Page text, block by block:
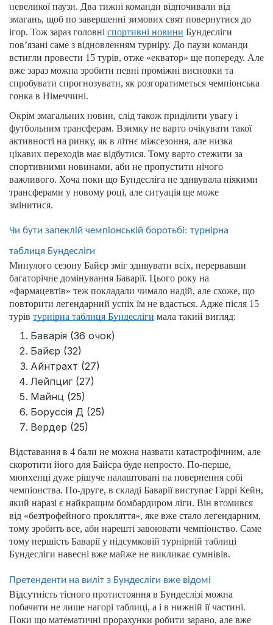
невеликої паузи. Два тижні команди відпочивали від
змагань, щоб по завершенні зимових свят повернутися до
ігор. Тож зараз головні спортивні новини Бундесліги
пов’язані саме з відновленням турніру. До паузи команди
встигли провести 15 турів, отже «екватор» ще попереду. Але
вже зараз можна зробити певні проміжні висновки та
спробувати спрогнозувати, як розгоратиметься чемпіонська
гонка в Німеччині.
Окрім змагальних новин, слід також приділити увагу і
футбольним трансферам. Взимку не варто очікувати такої
активності на ринку, як в літнє міжсезоння, але низка
цікавих переходів має відбутися. Тому варто стежити за
спортивними новинами, аби не пропустити нічого
важливого. Хоча поки що Бундесліга не здивувала ніякими
трансферами у новому році, але ситуація ще може
змінитися.
Чи бути запеклій чемпіонській боротьбі: турнірна
таблиця Бундесліги
Минулого сезону Байєр зміг здивувати всіх, перервавши
багаторічне домінування Баварії. Цього року на
«фармацевтів» теж покладали чимало надій, але схоже, що
повторити легендарний успіх їм не вдасться. Адже після 15
турів турнірна таблиця Бундесліги мала такий вигляд:
Баварія (36 очок)
Байєр (32)
Айнтрахт (27)
Лейпциг (27)
Майнц (25)
Боруссія Д (25)
Вердер (25)
Відставання в 4 бали не можна назвати катастрофічним, але
скоротити його для Байєра буде непросто. По-перше,
мюнхенці дуже рішуче налаштовані на повернення собі
чемпіонства. По-друге, в складі Баварії виступає Гаррі Кейн,
який наразі є найкращим бомбардиром ліги. Він втомився
від «безтрофейного прокляття», яке вже стало легендарним,
тому зробить все, аби нарешті завоювати чемпіонство. Саме
тому першість Баварії у підсумковій турнірній таблиці
Бундесліги навесні вже майже не викликає сумнівів.
Претенденти на виліт з Бундесліги вже відомі
Відсутність тісного протистояння в Бундеслізі можна
побачити не лише нагорі таблиці, а і в нижній її частині.
Поки що математичні прорахунки робити зарано, але вже